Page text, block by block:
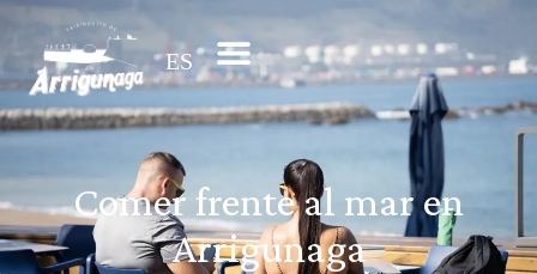
ES
EN
Comer frente al mar en
Arrigunaga